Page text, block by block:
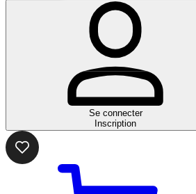
Se connecter
Inscription